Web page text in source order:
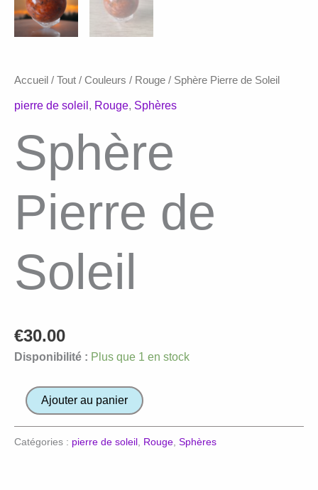
Accueil / Tout / Couleurs / Rouge / Sphère Pierre de Soleil
pierre de soleil , Rouge, Sphères
Sphère
Pierre de
Soleil
€30.00
Disponibilité : Plus que 1 en stock
quantité
Pierre
Ajouter au panier
Catégories : pierre de soleil Rouge Sphères